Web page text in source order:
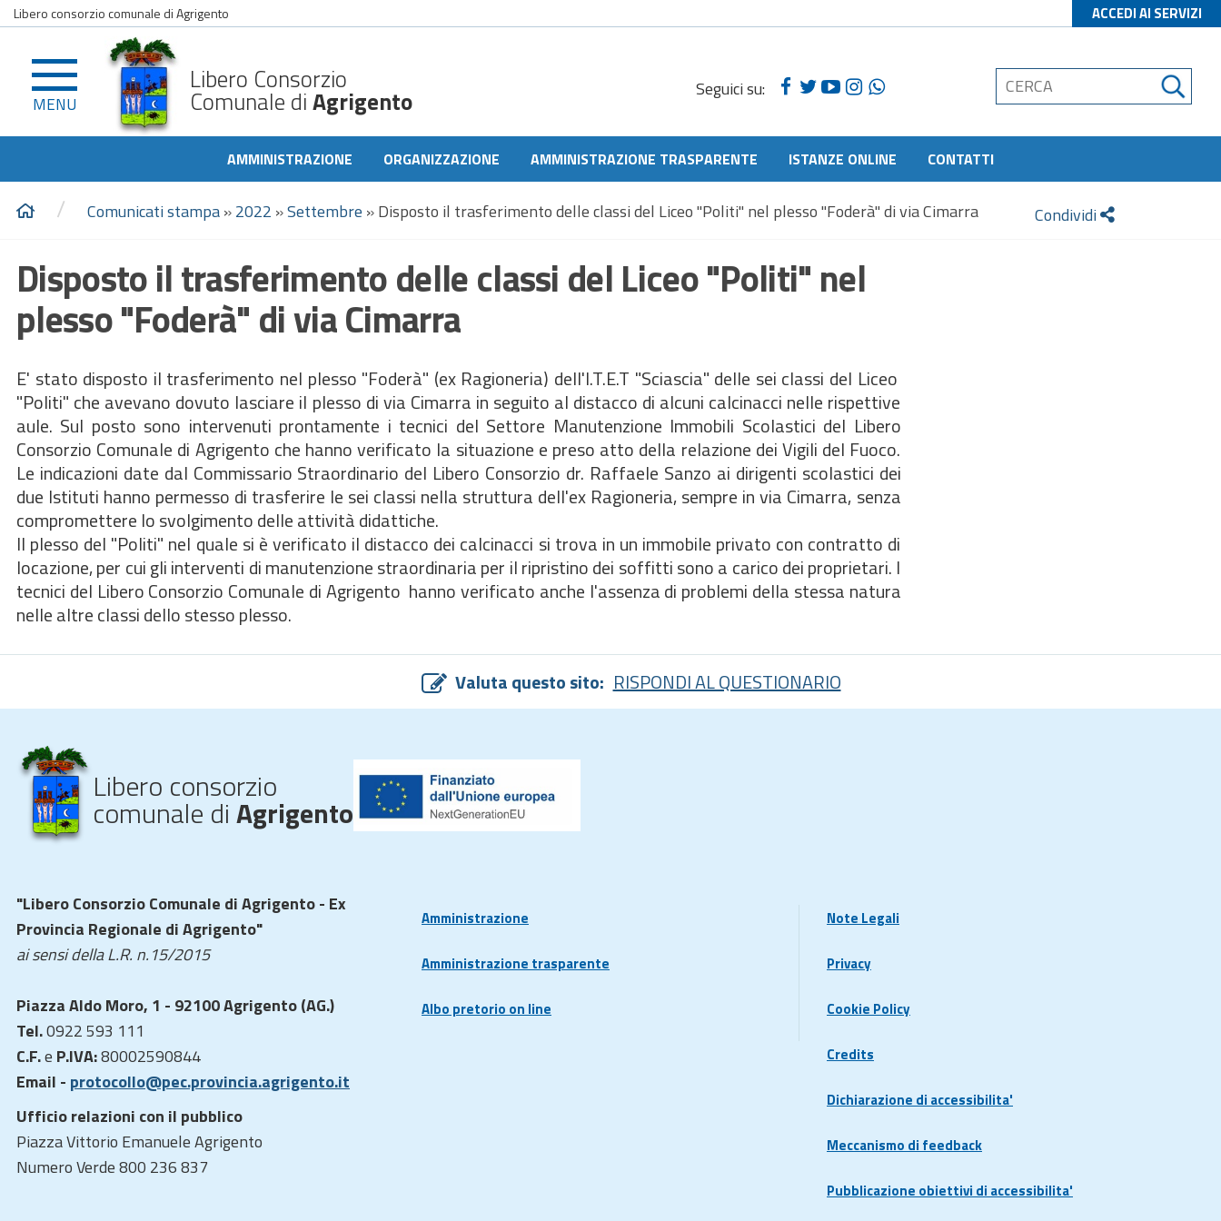
Libero consorzio comunale di Agrigento ACCEDI AI SERVIZI
MENU
Libero Consorzio
Comunale diAgrigento Seguici su:
AMMINISTRAZIONE ORGANIZZAZIONE AMMINISTRAZIONE TRASPARENTE ISTANZE ONLINE CONTATTI
/ Comunicati stampa»2022 »Settembre »Disposto il trasferimento delle classi del Liceo "Politi" nel plesso "Foderà" di via Cimarra Condividi
Disposto il trasferimento delle classi del Liceo "Politi" nel
plesso "Foderà" di via Cimarra
E' stato disposto il trasferimento nel plesso "Foderà" (ex Ragioneria) dell'I.T.E.T "Sciascia" delle sei classi del Liceo
"Politi" che avevano dovuto lasciare il plesso di via Cimarra in seguito al distacco di alcuni calcinacci nelle rispettive
aule. Sul posto sono intervenuti prontamente i tecnici del Settore Manutenzione Immobili Scolastici del Libero
Consorzio Comunale di Agrigento che hanno verificato la situazione e preso atto della relazione dei Vigili del Fuoco.
Le indicazioni date dal Commissario Straordinario del Libero Consorzio dr. Raffaele Sanzo ai dirigenti scolastici dei
due Istituti hanno permesso di trasferire le sei classi nella struttura dell'ex Ragioneria, sempre in via Cimarra, senza
compromettere lo svolgimento delle attività didattiche.
Il plesso del "Politi" nel quale si è verificato il distacco dei calcinacci si trova in un immobile privato con contratto di
locazione, per cui gli interventi di manutenzione straordinaria per il ripristino dei soffitti sono a carico dei proprietari. I
tecnici del Libero Consorzio Comunale di Agrigento hanno verificato anche l'assenza di problemi della stessa natura
nelle altre classi dello stesso plesso.
Valuta questo sito: RISPONDI AL QUESTIONARIO
Libero consorzio
comunale diAgrigento
"Libero Consorzio Comunale di Agrigento - Ex
Provincia Regionale di Agrigento"
ai sensi della L.R. n.15/2015
Piazza Aldo Moro, 1 - 92100 Agrigento (AG.)
Tel.0922 593 111
C.F.e P.IVA:80002590844
Email - protocollo@pec.provincia.agrigento.it
Ufficio relazioni con il pubblico
Piazza Vittorio Emanuele Agrigento
Numero Verde 800 236 837
Amministrazione
Amministrazione trasparente
Albo pretorio on line
Note Legali
Privacy
Cookie Policy
Credits
Dichiarazione di accessibilita'
Meccanismo di feedback
Pubblicazione obiettivi di accessibilita'